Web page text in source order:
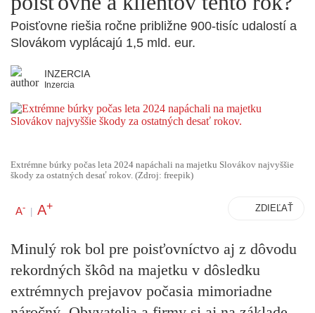
Poisťovne riešia ročne približne 900-tisíc udalostí a
Slovákom vyplácajú 1,5 mld. eur.
INZERCIA
Inzercia
Extrémne búrky počas leta 2024 napáchali na majetku Slovákov najvyššie
škody za ostatných desať rokov. (Zdroj: freepik)
A- | A+ ZDIEĽAŤ
Minulý rok bol pre poisťovníctvo aj z dôvodu
rekordných škôd na majetku v dôsledku
extrémnych prejavov počasia mimoriadne